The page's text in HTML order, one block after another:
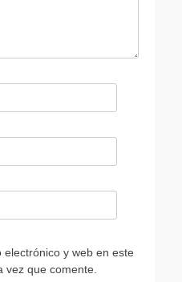
y web en este
vez que comente.